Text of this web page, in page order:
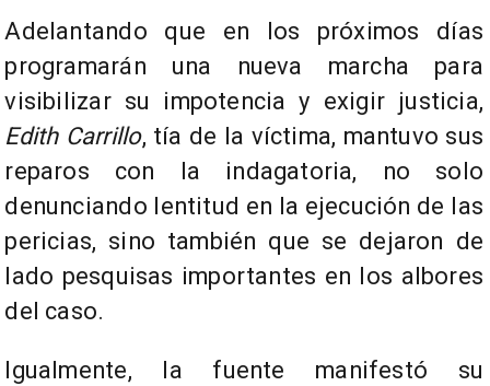
Adelantando que en los próximos días
programarán una nueva marcha para
visibilizar su impotencia y exigir justicia,
Edith Carrillo, tía de la víctima, mantuvo sus
reparos con la indagatoria, no solo
denunciando lentitud en la ejecución de las
pericias, sino también que se dejaron de
lado pesquisas importantes en los albores
del caso.
Igualmente, la fuente manifestó su